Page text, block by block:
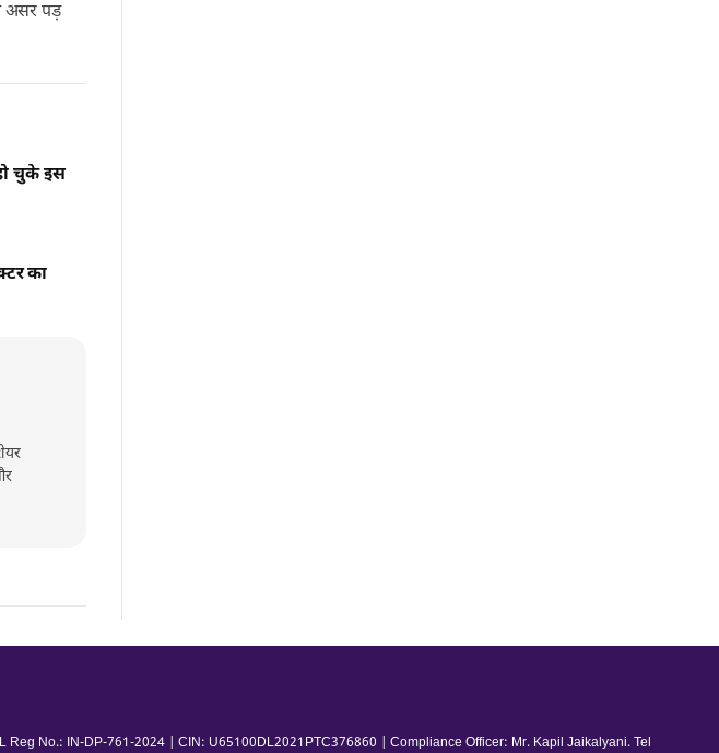
असर पड़
चुके इस
का
No.: IN-DP-761-2024 | CIN: U65100DL2021PTC376860 | Compliance Officer: Mr. Kapil Jaikalyani. Tel